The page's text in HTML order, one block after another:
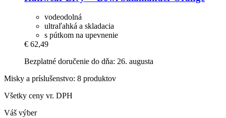
vodeodolná
ultraľahká a skladacia
s pútkom na upevnenie
€ 62,49
Bezplatné doručenie do dňa: 26. augusta
Misky a príslušenstvo: 8 produktov
Všetky ceny vr. DPH
Váš výber